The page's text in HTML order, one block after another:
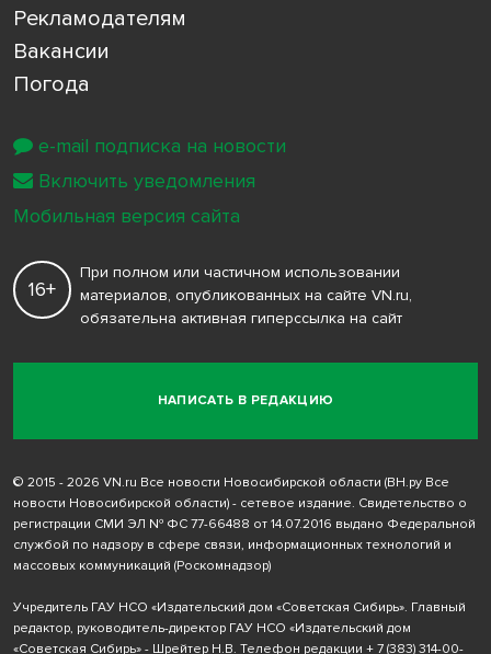
Рекламодателям
Вакансии
Погода
НАПИСАТЬ В РЕДАКЦИЮ
16+
При полном или частичном использовании
материалов, опубликованных на сайте VN.ru,
обязательна активная гиперссылка на сайт
© 2015 - 2026 VN.ru Все новости Новосибирской области (ВН.ру Все
новости Новосибирской области) - сетевое издание. Свидетельство о
регистрации СМИ ЭЛ № ФС 77-66488 от 14.07.2016 выдано Федеральной
службой по надзору в сфере связи, информационных технологий и
массовых коммуникаций (Роскомнадзор)
Учредитель ГАУ НСО «Издательский дом «Советская Сибирь». Главный
редактор, руководитель-директор ГАУ НСО «Издательский дом
«Советская Сибирь» - Шрейтер Н.В. Телефон редакции + 7 (383) 314-00-
e-mail подписка на новости
Включить уведомления
Мобильная версия сайта